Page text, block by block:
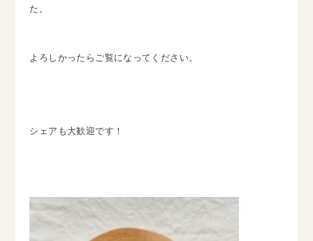
た。
よろしかったらご覧になってください。
シェアも大歓迎です！